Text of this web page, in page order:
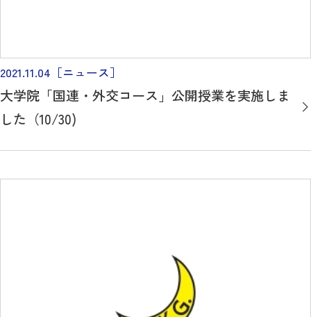
2021.11.04 ［ニュース］
大学院「国連・外交コース」公開授業を実施しま
した（10/30)